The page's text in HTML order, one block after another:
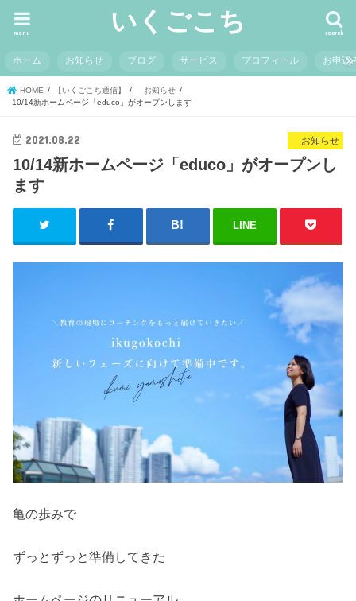
いくごこち search
menu
ホーム お知らせ ブログ サービス プロフィール お申込
HOME 【いくごこち通信】
お知らせ
10/14新ホームページ「educo」がオープンします
お知らせ
2021.08.22
10/14新ホームページ「educo」がオープンし
ます
LINE
亀の歩みで
ずっとずっと準備してきた